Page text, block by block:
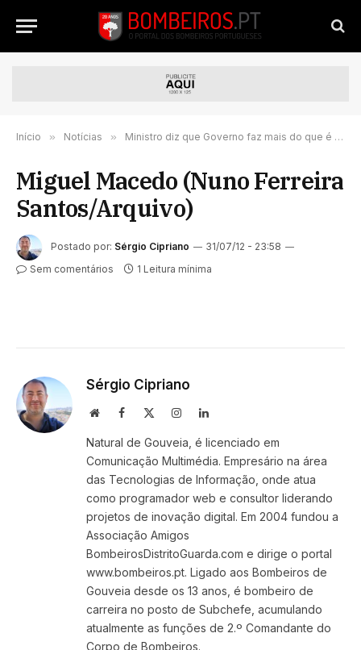
Início » Notícias » Ministro diz que Governo faz mais do que é obrigado em relação aos bombeiros
Miguel Macedo (Nuno Ferreira
Santos/Arquivo)
Postado por: Sérgio Cipriano
31/07/12 - 23:58
Sem comentários
1 Leitura mínima
Sérgio Cipriano
WebsiteFacebook InstagramLinkedIn
Natural de Gouveia, é licenciado em
Comunicação Multimédia. Empresário na área
das Tecnologias de Informação, onde atua
como programador web e consultor liderando
projetos de inovação digital. Em 2004 fundou a
Associação Amigos
BombeirosDistritoGuarda.com e dirige o portal
www.bombeiros.pt. Ligado aos Bombeiros de
Gouveia desde os 13 anos, é bombeiro de
carreira no posto de Subchefe, acumulando
atualmente as funções de 2.º Comandante do
Corpo de Bombeiros.